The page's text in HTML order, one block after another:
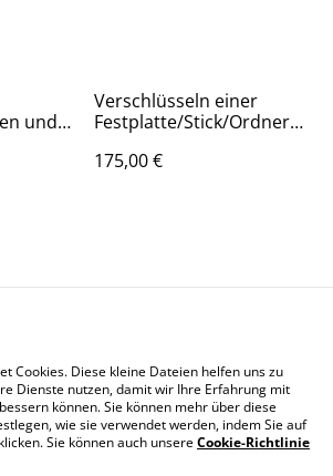
und
90
Verschlüsseln einer
Festplatte/Stick/Ordner
Opensource Software _ 90
175,00 €
uns
Produkte
Privatsphäre
Impressum
Cookies. Diese kleine Dateien helfen uns zu
Dienste nutzen, damit wir Ihre Erfahrung mit
können. Sie können mehr über diese
wie sie verwendet werden, indem Sie auf
Sie können auch unsereCookie-Richtlinie